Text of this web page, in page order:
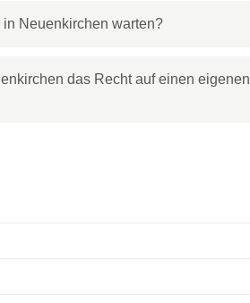
Neuenkirchen warten?
das Recht auf einen eigenen